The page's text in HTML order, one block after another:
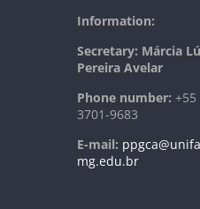
Information:
Secretary: Márcia
Pereira Avelar
Phone number: +55
3701-9683
E-mail:
mg.edu.br